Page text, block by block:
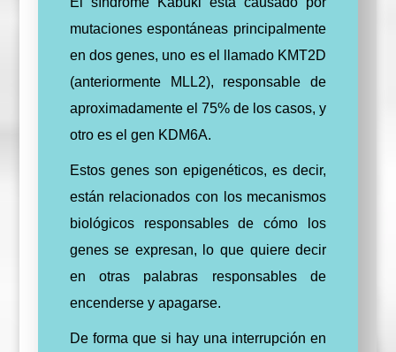
mutaciones espontáneas principalmente
en dos genes, uno es el llamado KMT2D
(anteriormente MLL2), responsable de
aproximadamente el 75% de los casos, y
otro es el gen KDM6A.
Estos genes son epigenéticos, es decir,
están relacionados con los mecanismos
biológicos responsables de cómo los
genes se expresan, lo que quiere decir
en otras palabras responsables de
encenderse y apagarse.
De forma que si hay una interrupción en